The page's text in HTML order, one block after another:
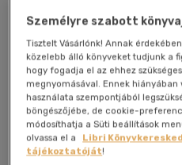
Beleolvasok
(1 vélemény)
Terc Kereskedelmi És Szolg.kft
Személyre szabott
Tisztelt Vásárlónk! Annak
közelebb álló könyveket tudjunk a
hogy fogadja el az ehhez
megnyomásával. Ennek
használata szempontjából
böngészőjébe, de cookie-
módosíthatja a Süti beállítások
olvassa el a
Libri
tájékoztatóját!